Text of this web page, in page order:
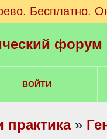
Бесплатно.
ВОЙТИ
практика»